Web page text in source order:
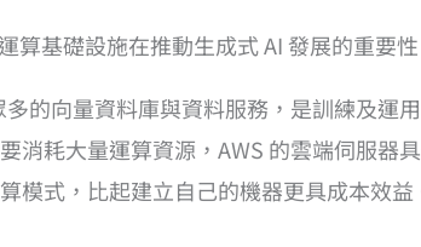
算基礎設施在推動生成式 AI 發展的重要
多的向量資料庫與資料服務，是訓練及運
消耗大量運算資源，AWS 的雲端伺服器
模式，比起建立自己的機器更具成本效益